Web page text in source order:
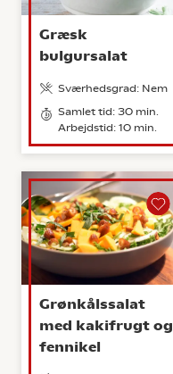
Græsk
bulgursalat
Sværhedsgrad: Nem
Samlet tid: 30 min.
Arbejdstid: 10 min.
Grønkålssalat
med kakifrugt og
fennikel